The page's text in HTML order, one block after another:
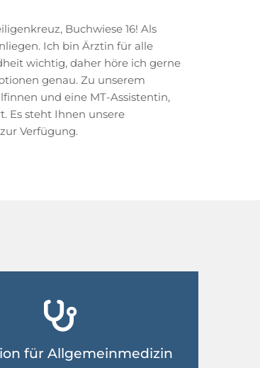
Buchwiese 16! Als
Ich bin Ärztin für alle
wichtig, daher höre ich gerne
genau. Zu unserem
und eine MT-Assistentin,
Es steht Ihnen unsere
Verfügung.

für Allgemeinmedizin